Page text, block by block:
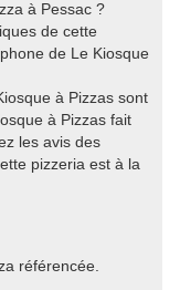
à Pessac ?
de cette
de Le Kiosque
à Pizzas sont
à Pizzas fait
les avis des
pizzeria est à la
référencée.